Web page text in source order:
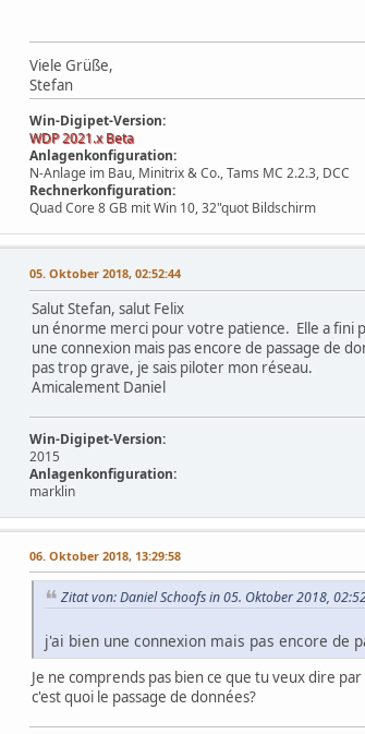
Viele Grüße,
Stefan
Win-Digipet-Version:
WDP 2021.x Beta
Anlagenkonfiguration:
N-Anlage im Bau, Minitrix & Co., Tams MC 2.2.3, DCC
Rechnerkonfiguration:
Quad Core 8 GB mit Win 10, 32"quot Bildschirm
05. Oktober 2018, 02:52:44
Salut Stefan, salut Felix
un énorme merci pour votre patience. Elle a fini
une connexion mais pas encore de passage de
pas trop grave, je sais piloter mon réseau.
Amicalement Daniel
Win-Digipet-Version:
2015
Anlagenkonfiguration:
marklin
06. Oktober 2018, 13:29:58
Zitat von: Daniel Schoofs in 05. Oktober 2018,
j'ai bien une connexion mais pas encore de
Je ne comprends pas bien ce que tu veux dire par
c'est quoi le passage de données?